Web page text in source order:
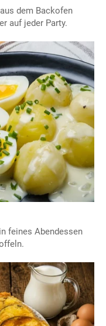
dem Backofen
auf jeder Party.
feines Abendessen